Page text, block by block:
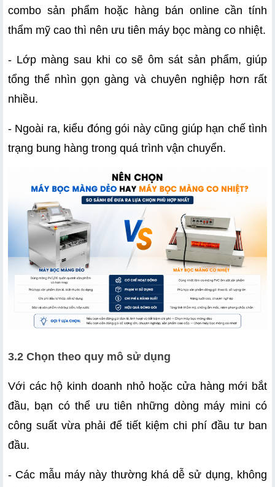
combo sản phẩm hoặc hàng bán online cần tính
thẩm mỹ cao thì nên ưu tiên máy bọc màng co nhiệt.
- Lớp màng sau khi co sẽ ôm sát sản phẩm, giúp
tổng thể nhìn gọn gàng và chuyên nghiệp hơn rất
nhiều.
- Ngoài ra, kiểu đóng gói này cũng giúp hạn chế tình
trạng bung hàng trong quá trình vận chuyển.
3.2 Chọn theo quy mô sử dụng
Với các hộ kinh doanh nhỏ hoặc cửa hàng mới bắt
đầu, bạn có thể ưu tiên những dòng máy mini có
công suất vừa phải để tiết kiệm chi phí đầu tư ban
đầu.
- Các mẫu máy này thường khá dễ sử dụng, không